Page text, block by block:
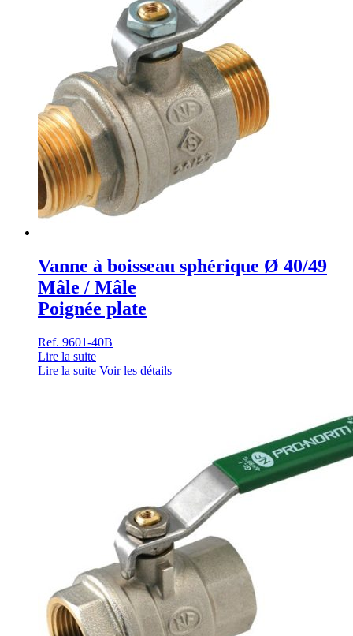
Vanne à boisseau sphérique Ø 40/49
Mâle / Mâle
Poignée plate
Ref. 9601-40B
Lire la suite
Lire la suite Voir les détails